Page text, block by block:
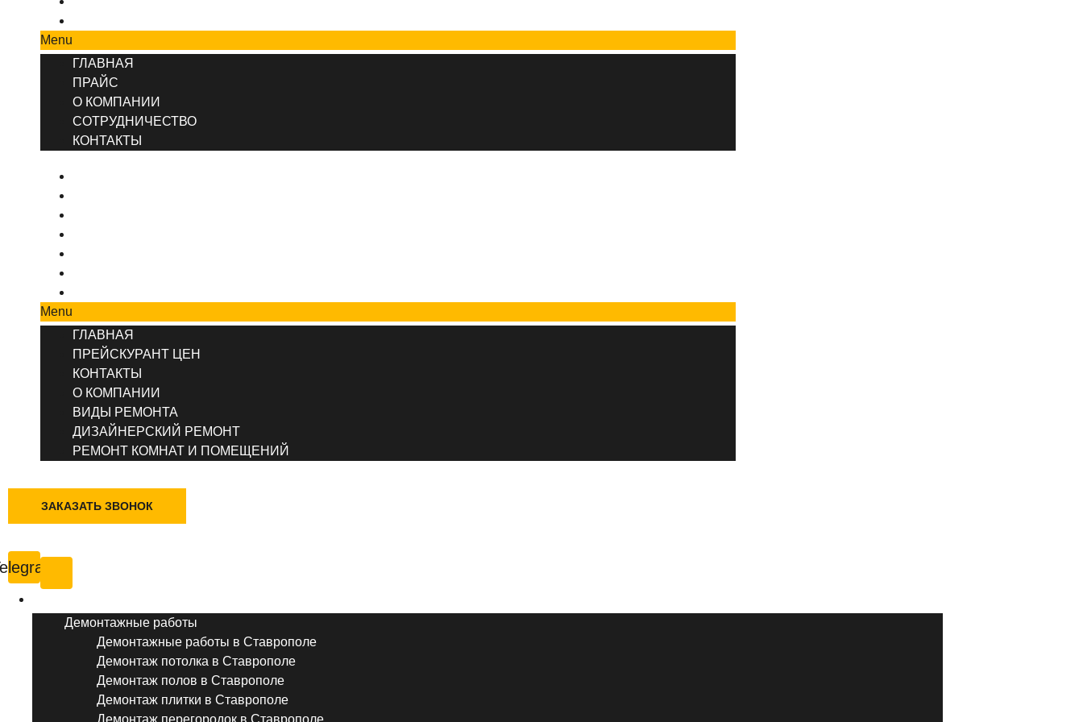
Menu
ГЛАВНАЯ
ПРАЙС
О КОМПАНИИ
СОТРУДНИЧЕСТВО
КОНТАКТЫ
Menu
ГЛАВНАЯ
ПРЕЙСКУРАНТ ЦЕН
КОНТАКТЫ
О КОМПАНИИ
ВИДЫ РЕМОНТА
ДИЗАЙНЕРСКИЙ РЕМОНТ
РЕМОНТ КОМНАТ И ПОМЕЩЕНИЙ
ЗАКАЗАТЬ ЗВОНОК
Демонтажные работы
Демонтажные работы в Ставрополе
Демонтаж потолка в Ставрополе
Демонтаж полов в Ставрополе
Демонтаж плитки в Ставрополе
Демонтаж перегородок в Ставрополе